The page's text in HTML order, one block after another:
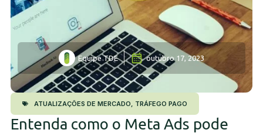
Equipe TDE outubro 17, 2023
ATUALIZAÇÕES DE MERCADO, TRÁFEGO PAGO
Entenda como o Meta Ads pode